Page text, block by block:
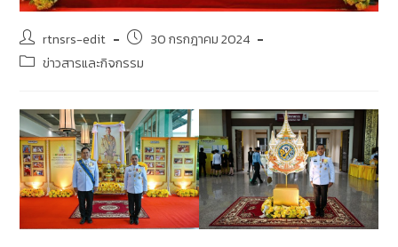
rtnsrs-edit
30 กรกฎาคม 2024
ข่าวสารและกิจกรรม